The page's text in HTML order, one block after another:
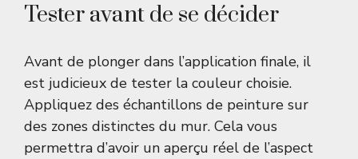
Tester avant de se décider
Avant de plonger dans l’application finale, il
est judicieux de tester la couleur choisie.
Appliquez des échantillons de peinture sur
des zones distinctes du mur. Cela vous
permettra d’avoir un aperçu réel de l’aspect